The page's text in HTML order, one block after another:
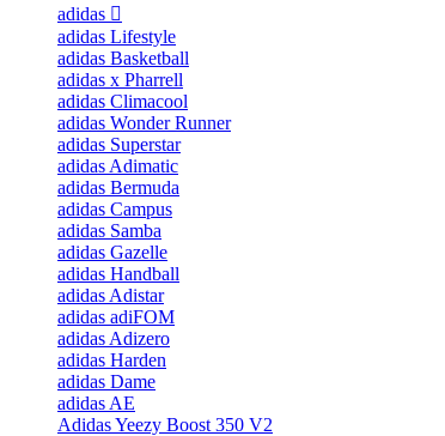
adidas
adidas Lifestyle
adidas Basketball
adidas x Pharrell
adidas Climacool
adidas Wonder Runner
adidas Superstar
adidas Adimatic
adidas Bermuda
adidas Campus
adidas Samba
adidas Gazelle
adidas Handball
adidas Adistar
adidas adiFOM
adidas Adizero
adidas Harden
adidas Dame
adidas AE
Adidas Yeezy Boost 350 V2